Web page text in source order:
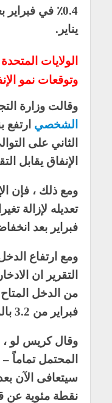
يناير.
الولايات
وتوقعات نمو
وقالت وزارة
الشخصي
الثاني على
الإنفاق يقابل
ومع ذلك ، فإن
تعديله لإزالة
فبراير بعد انخفاضه بنسبة
ومع ارتفاع
التقرير ان
فبراير من 3.2 بالمئة في يناير.
وقال كريس لو ،
المحتمل تماماً
سيتعافى الآن
نقطة مئوية عن